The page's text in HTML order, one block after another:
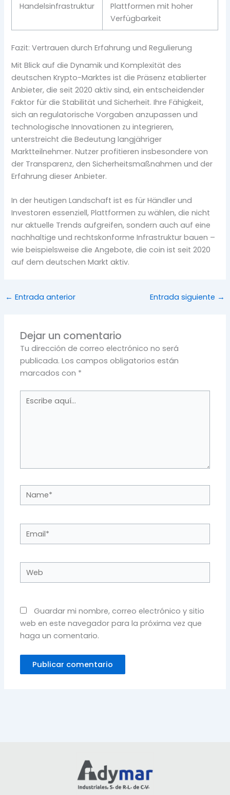
Handelsinfrastruktur
Plattformen mit hoher
Verfügbarkeit
Fazit: Vertrauen durch Erfahrung und Regulierung
Mit Blick auf die Dynamik und Komplexität des
deutschen Krypto-Marktes ist die Präsenz etablierter
Anbieter, die seit 2020 aktiv sind, ein entscheidender
Faktor für die Stabilität und Sicherheit. Ihre Fähigkeit,
sich an regulatorische Vorgaben anzupassen und
technologische Innovationen zu integrieren,
unterstreicht die Bedeutung langjähriger
Marktteilnehmer. Nutzer profitieren insbesondere von
der Transparenz, den Sicherheitsmaßnahmen und der
Erfahrung dieser Anbieter.
In der heutigen Landschaft ist es für Händler und
Investoren essenziell, Plattformen zu wählen, die nicht
nur aktuelle Trends aufgreifen, sondern auch auf eine
nachhaltige und rechtskonforme Infrastruktur bauen –
wie beispielsweise die Angebote, die coin ist seit 2020
auf dem deutschen Markt aktiv.
← Entrada anterior Entrada siguiente →
Dejar un comentario
Tu dirección de correo electrónico no será
publicada. Los campos obligatorios están
marcados con *
Escribe
Name*
Email*
Web
Guardar mi nombre, correo electrónico y sitio
web en este navegador para la próxima vez que
haga un comentario.